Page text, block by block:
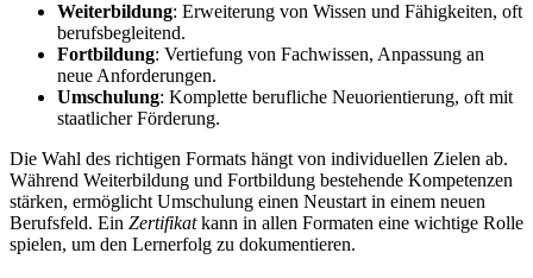
Weiterbildung: Erweiterung von Wissen und Fähigkeiten, oft
berufsbegleitend.
Fortbildung: Vertiefung von Fachwissen, Anpassung an
neue Anforderungen.
Umschulung: Komplette berufliche Neuorientierung, oft mit
staatlicher Förderung.
Die Wahl des richtigen Formats hängt von individuellen Zielen ab.
Während Weiterbildung und Fortbildung bestehende Kompetenzen
stärken, ermöglicht Umschulung einen Neustart in einem neuen
Berufsfeld. Ein Zertifikatkann in allen Formaten eine wichtige Rolle
spielen, um den Lernerfolg zu dokumentieren.